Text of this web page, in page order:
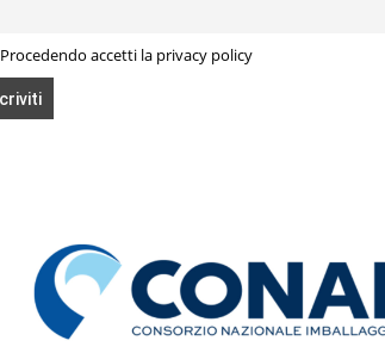
Procedendo accetti la privacy policy